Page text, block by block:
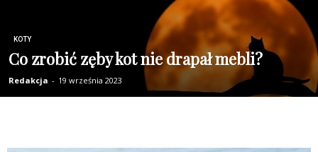
KOTY
Co zrobić zęby kot nie drapał mebli?
Redakcja - 19 września 2023